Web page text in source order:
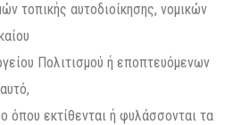
τοπικής αυτοδιοίκησης, νομικών
Πολιτισμού ή εποπτευόμενων
όπου εκτίθενται ή φυλάσσονται τα